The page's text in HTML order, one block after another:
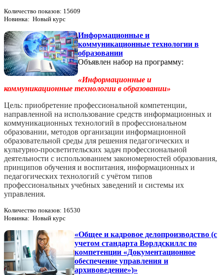
Количество показов: 15609
Новинка: Новый курс
Информационные и
коммуникационные технологии в
образовании
Объявлен набор на программу:
«Информационные и
коммуникационные технологии в образовании»
Цель: приобретение профессиональной компетенции,
направленной на использование средств информационных и
коммуникационных технологий в профессиональном
образовании, методов организации информационной
образовательной среды для решения педагогических и
культурно-­просветительских задач профессиональной
деятельности с использованием закономерностей образования,
принципов обучения и воспитания, информационных и
педагогических технологий с учётом типов
профессиональных учебных заведений и системы их
управления.
Количество показов: 16530
Новинка: Новый курс
«Общее и кадровое делопроизводство (с
учетом стандарта Ворлдскиллс по
компетенции «Документационное
обеспечение управления и
архивоведение»)»